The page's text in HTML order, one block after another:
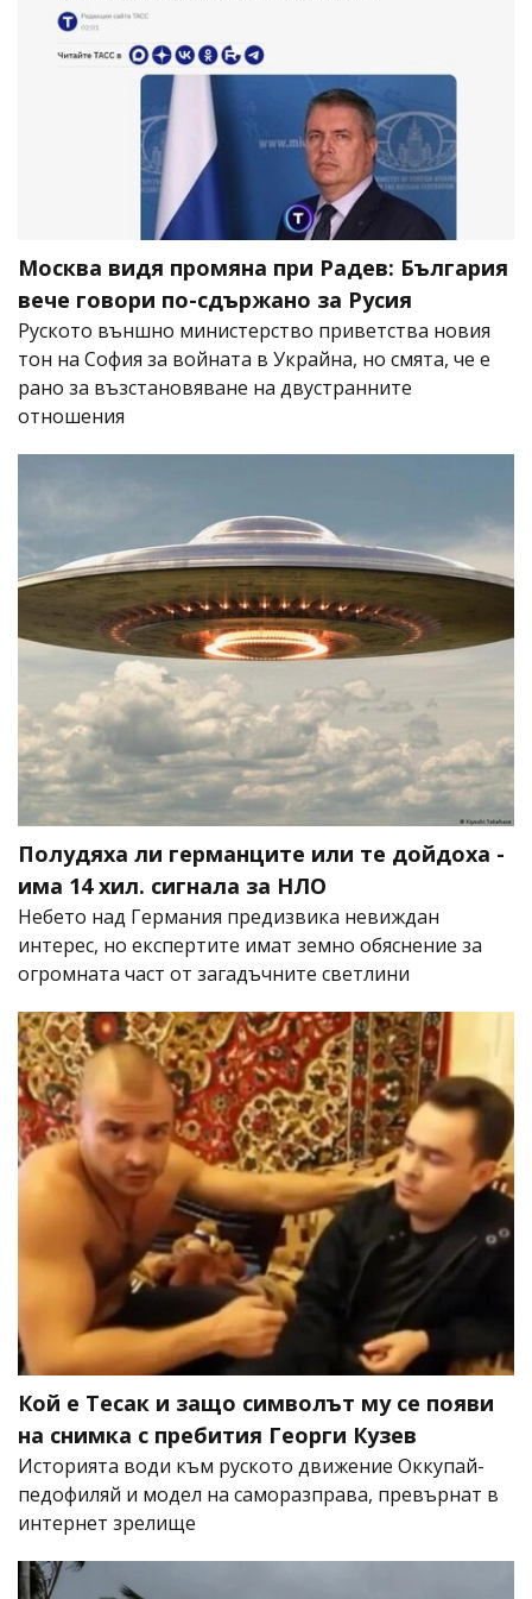
Москва видя промяна при Радев: България
вече говори по-сдържано за Русия
Руското външно министерство приветства новия
тон на София за войната в Украйна, но смята, че е
рано за възстановяване на двустранните
отношения
Полудяха ли германците или те дойдоха -
има 14 хил. сигнала за НЛО
Небето над Германия предизвика невиждан
интерес, но експертите имат земно обяснение за
огромната част от загадъчните светлини
Кой е Тесак и защо символът му се появи
на снимка с пребития Георги Кузев
Историята води към руското движение Оккупай-
педофиляй и модел на саморазправа, превърнат в
интернет зрелище